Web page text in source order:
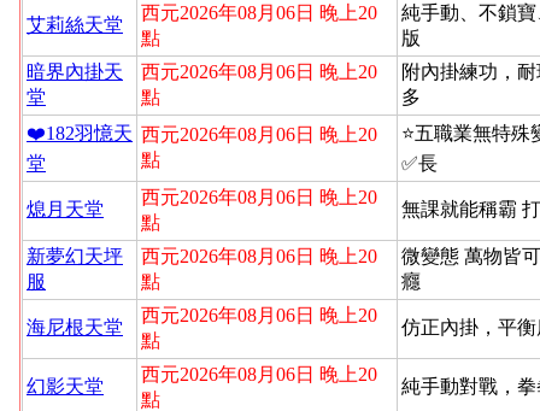
艾莉絲天堂
西元2026年08月06日 晚上20
點
純手動、不鎖
版
暗界內掛天
堂
西元2026年08月06日 晚上20
點
附內掛練功，
多
❤️182羽憶天
堂
西元2026年08月06日 晚上20
點
⭐️五職業無特殊
✅長
熄月天堂
西元2026年08月06日 晚上20
點
無課就能稱霸
新夢幻天坪
服
西元2026年08月06日 晚上20
點
微變態 萬物皆
癮
海尼根天堂
西元2026年08月06日 晚上20
點
仿正內掛，平
幻影天堂
西元2026年08月06日 晚上20
點
純手動對戰，